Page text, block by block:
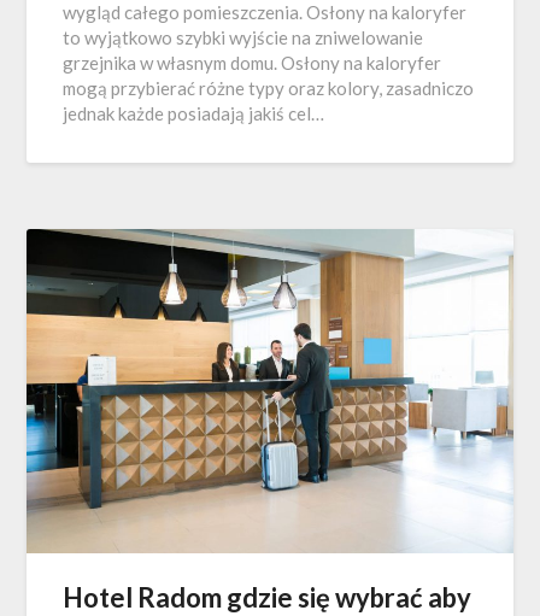
wygląd całego pomieszczenia. Osłony na kaloryfer
to wyjątkowo szybki wyjście na zniwelowanie
grzejnika w własnym domu. Osłony na kaloryfer
mogą przybierać różne typy oraz kolory, zasadniczo
jednak każde posiadają jakiś cel…
Hotel Radom gdzie się wybrać aby